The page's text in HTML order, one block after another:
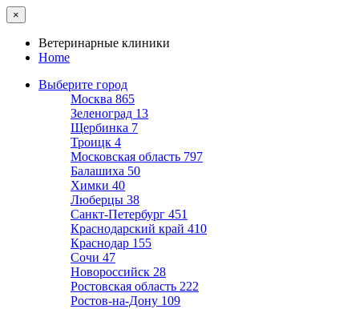
×
Ветеринарные клиники
Home
Выберите город
Москва 865
Зеленоград 13
Щербинка 7
Троицк 4
Московская область 797
Балашиха 50
Химки 40
Люберцы 38
Санкт-Петербург 451
Краснодарский край 410
Краснодар 155
Сочи 47
Новороссийск 28
Ростовская область 222
Ростов-на-Дону 109